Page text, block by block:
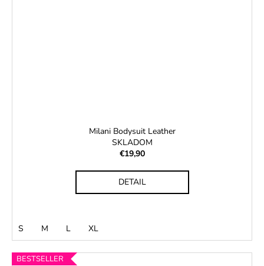
Milani Bodysuit Leather
SKLADOM
€19,90
DETAIL
S M L XL
BESTSELLER